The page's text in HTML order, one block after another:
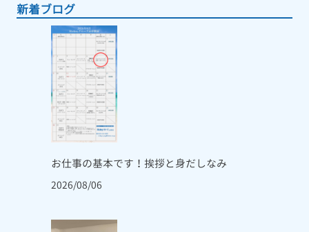
新着ブログ
お仕事の基本です！挨拶と身だしなみ
2026/08/06